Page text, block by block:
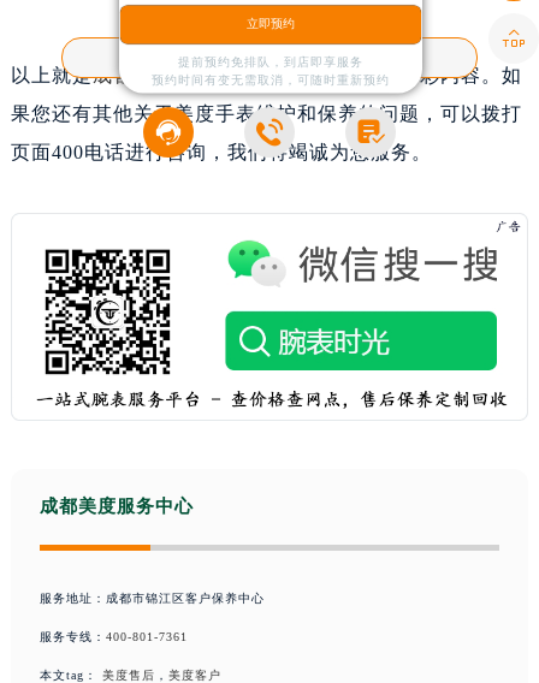
客户服务热线： 400-801-7361
  
以上就是成都美度售后服务中心 为您分享的精彩内容。如
果您还有其他关于美度手表维护和保养的问题，可以拨打
页面400电话进行咨询，我们将竭诚为您服务。
成都美度服务中心
服务地址：成都市锦江区客户保养中心
服务专线： 400-801-7361
本文tag： 美度售后 ， 美度客户

立即预约
提前预约免排队，到店即享服务
预约时间有变无需取消，可随时重新预约